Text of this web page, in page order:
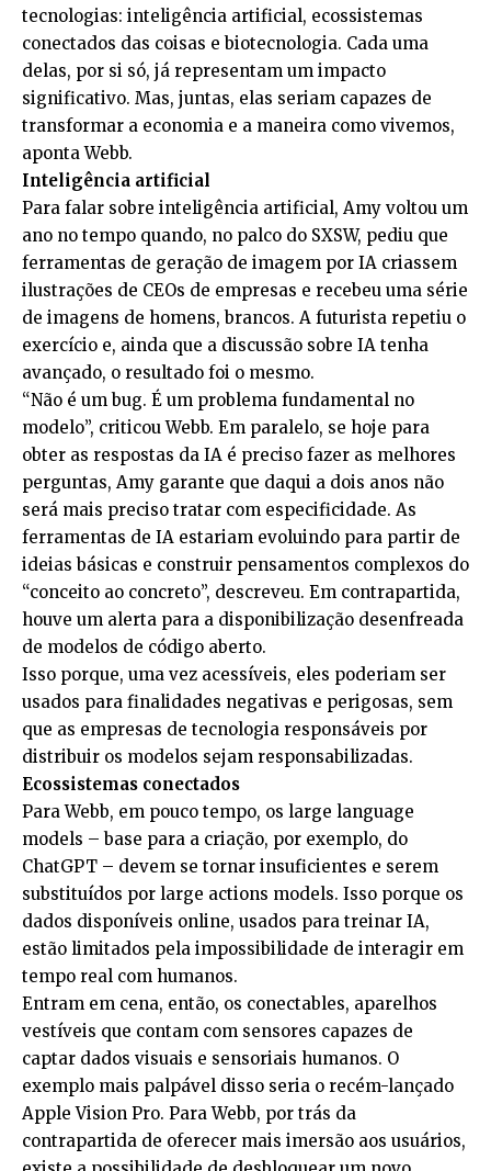
tecnologias: inteligência artificial, ecossistemas
conectados das coisas e biotecnologia. Cada uma
delas, por si só, já representam um impacto
significativo. Mas, juntas, elas seriam capazes de
transformar a economia e a maneira como vivemos,
aponta Webb.
Inteligência artificial
Para falar sobre inteligência artificial, Amy voltou um
ano no tempo quando, no palco do SXSW, pediu que
ferramentas de geração de imagem por IA criassem
ilustrações de CEOs de empresas e recebeu uma série
de imagens de homens, brancos. A futurista repetiu o
exercício e, ainda que a discussão sobre IA tenha
avançado, o resultado foi o mesmo.
“Não é um bug. É um problema fundamental no
modelo”, criticou Webb. Em paralelo, se hoje para
obter as respostas da IA é preciso fazer as melhores
perguntas, Amy garante que daqui a dois anos não
será mais preciso tratar com especificidade. As
ferramentas de IA estariam evoluindo para partir de
ideias básicas e construir pensamentos complexos do
“conceito ao concreto”, descreveu. Em contrapartida,
houve um alerta para a disponibilização desenfreada
de modelos de código aberto.
Isso porque, uma vez acessíveis, eles poderiam ser
usados para finalidades negativas e perigosas, sem
que as empresas de tecnologia responsáveis por
distribuir os modelos sejam responsabilizadas.
Ecossistemas conectados
Para Webb, em pouco tempo, os large language
models – base para a criação, por exemplo, do
ChatGPT – devem se tornar insuficientes e serem
substituídos por large actions models. Isso porque os
dados disponíveis online, usados para treinar IA,
estão limitados pela impossibilidade de interagir em
tempo real com humanos.
Entram em cena, então, os conectables, aparelhos
vestíveis que contam com sensores capazes de
captar dados visuais e sensoriais humanos. O
exemplo mais palpável disso seria o recém-lançado
Apple Vision Pro. Para Webb, por trás da
contrapartida de oferecer mais imersão aos usuários,